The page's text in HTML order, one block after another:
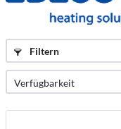
Filtern